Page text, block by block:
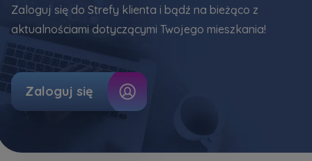
Zaloguj się do Strefy klienta i bądź na bieżąco z
aktualnościami dotyczącymi Twojego mieszkania!
Zaloguj się